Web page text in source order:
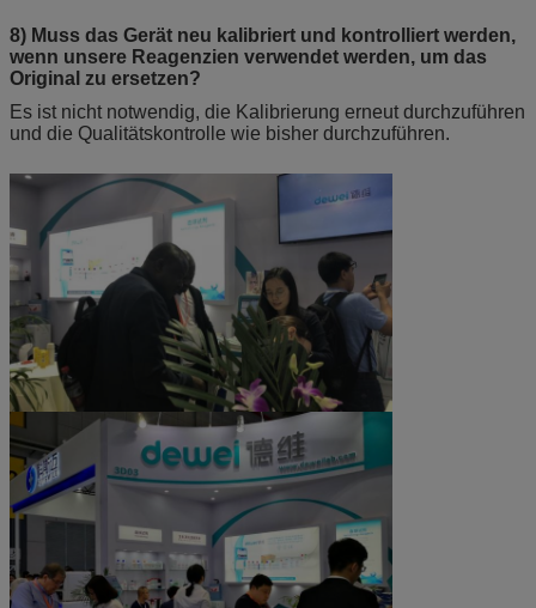
8) Muss das Gerät neu kalibriert und kontrolliert werden,
wenn unsere Reagenzien verwendet werden, um das
Original zu ersetzen?
Es ist nicht notwendig, die Kalibrierung erneut durchzuführen
und die Qualitätskontrolle wie bisher durchzuführen.